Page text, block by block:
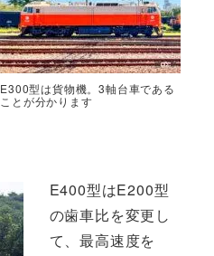
E300型は貨物機。3軸台車である
ことが分かります
E400型はE200型
の歯車比を変更し
て、最高速度を